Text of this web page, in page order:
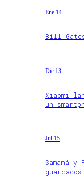
Ene 14
Bill
Dic 13
Xiaomi
un
Jul 15
Samaná